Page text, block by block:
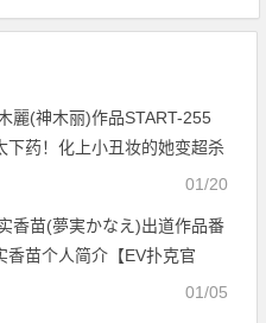
着什么
麗(神木丽)作品START-255
下药！化上小丑妆的她变超杀
01/20
香苗(夢実かなえ)出道作品番
香苗个人简介【EV扑克官
01/05